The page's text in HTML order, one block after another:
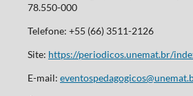
78.550-000
Telefone: +55 (66) 3511-2126
Site: https://periodicos.unemat.br/
E-mail: